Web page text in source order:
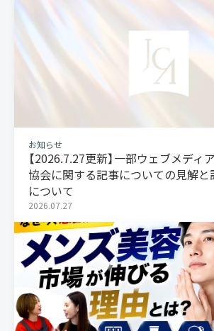
お知らせ
【2026.7.27更新】一部ウェブメディ
協会に関する記事についての見解と
について
2026.07.27